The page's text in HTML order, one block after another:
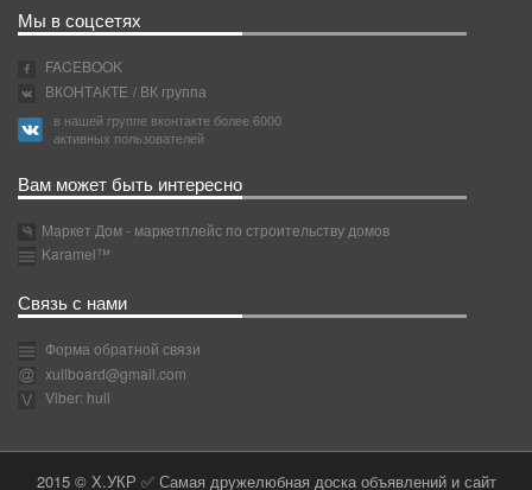
Мы в соцсетях
FACEBOOK
ВКОНТАКТЕ / ВК группа
в нашей группе вконтакте более 6000
активных пользователей
Вам может быть интересно
Маркет Дом - маркетплейс по строительству домов
Karamel™
Связь с нами
Форма обратной связи
xullboard@gmail.com
Viber: hull
2015 © Х.УКР ✅ Самая дружелюбная доска объявлений и сайт